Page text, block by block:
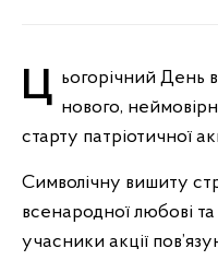
Цьогорічний День вишиванки в Україні набув нового,
старту патріотичної
Символічну вишиту
всенародної любові
учасники акції